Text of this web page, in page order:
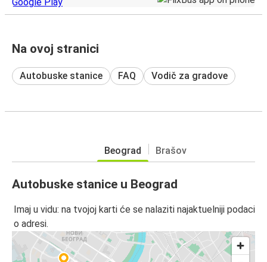
Na ovoj stranici
Autobuske stanice FAQ Vodič za gradove
Beograd Brašov
Autobuske stanice u Beograd
Imaj u vidu: na tvojoj karti će se nalaziti najaktuelniji podaci
o adresi.